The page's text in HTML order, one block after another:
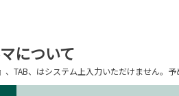
について
TAB、はシステム上入力いただけません。予